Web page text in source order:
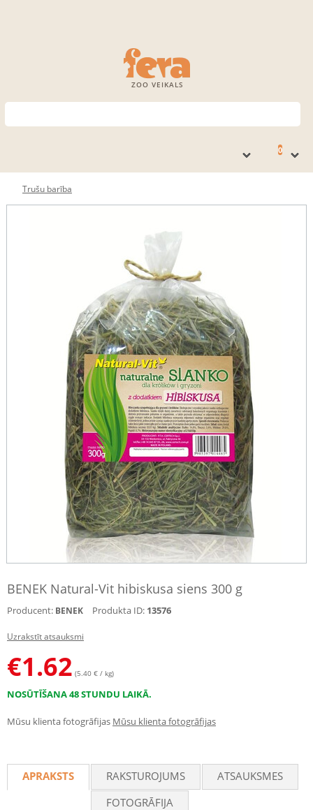
ZOO VEIKALS
0
Trušu barība
BENEK Natural-Vit hibiskusa siens 300 g
Producent: BENEK Produkta ID: 13576
Uzrakstīt atsauksmi
€1.62 (5.40 € / kg)
NOSŪTĪŠANA 48 STUNDU LAIKĀ.
Mūsu klienta fotogrāfijas Mūsu klienta fotogrāfijas
APRAKSTS RAKSTUROJUMS
ATSAUKSMES
FOTOGRĀFIJA